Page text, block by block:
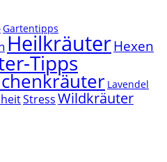
Gartentipps
HeilkräuterHexen
Tipps
Lavendel
StressWildkräuter